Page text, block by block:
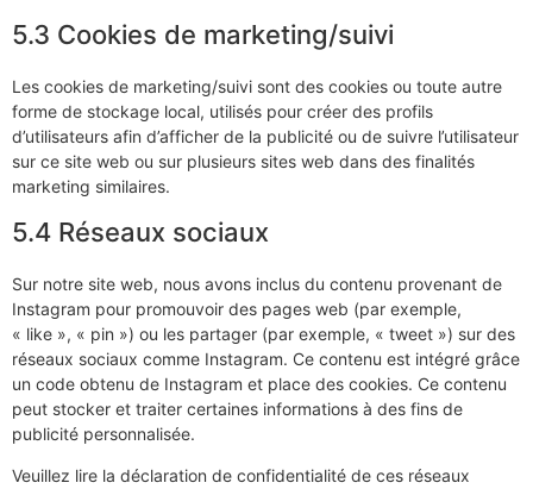
5.3 Cookies de marketing/suivi
Les cookies de marketing/suivi sont des cookies ou toute autre
forme de stockage local, utilisés pour créer des profils
d’utilisateurs afin d’afficher de la publicité ou de suivre l’utilisateur
sur ce site web ou sur plusieurs sites web dans des finalités
marketing similaires.
5.4 Réseaux sociaux
Sur notre site web, nous avons inclus du contenu provenant de
Instagram pour promouvoir des pages web (par exemple,
« like », « pin ») ou les partager (par exemple, « tweet ») sur des
réseaux sociaux comme Instagram. Ce contenu est intégré grâce
un code obtenu de Instagram et place des cookies. Ce contenu
peut stocker et traiter certaines informations à des fins de
publicité personnalisée.
Veuillez lire la déclaration de confidentialité de ces réseaux